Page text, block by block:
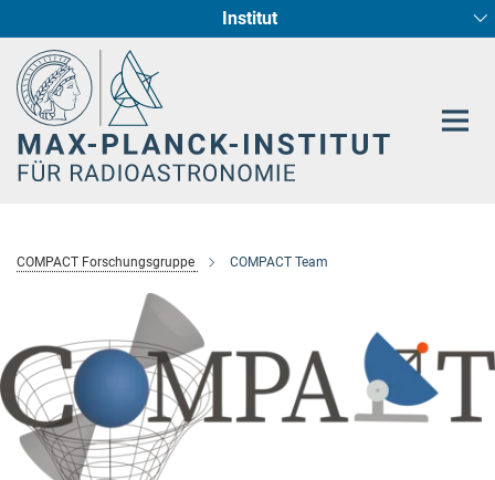
Institut
Radioastronomische Fundamentalphysik
Sternentstehung und Galaxienentwicklung
COMPACT Forschungsgruppe COMPACT Team